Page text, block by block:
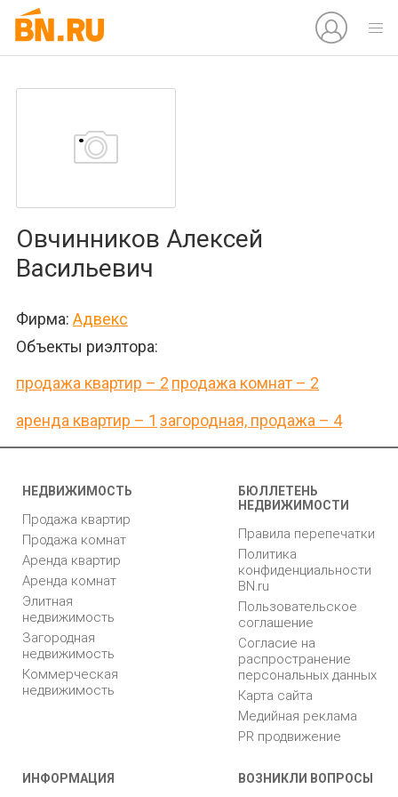
Овчинников Алексей
Васильевич
Фирма: Адвекс
Объекты риэлтора:
продажа квартир – 2 продажа комнат – 2
аренда квартир – 1 загородная, продажа – 4
НЕДВИЖИМОСТЬ
Продажа квартир
Продажа комнат
Аренда квартир
Аренда комнат
Элитная
недвижимость
Загородная
недвижимость
Коммерческая
недвижимость
БЮЛЛЕТЕНЬ
НЕДВИЖИМОСТИ
Правила перепечатки
Политика
конфиденциальности
BN.ru
Пользовательское
соглашение
Согласие на
распространение
персональных данных
Карта сайта
Медийная реклама
PR продвижение
ИНФОРМАЦИЯ ВОЗНИКЛИ ВОПРОСЫ